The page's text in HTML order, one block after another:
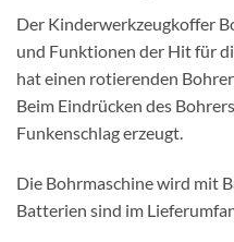
Der Kinderwerkzeugkoffer
und Funktionen der Hit für
hat einen rotierenden
Beim Eindrücken des
Funkenschlag erzeugt.
Die Bohrmaschine wird mit
Batterien sind im